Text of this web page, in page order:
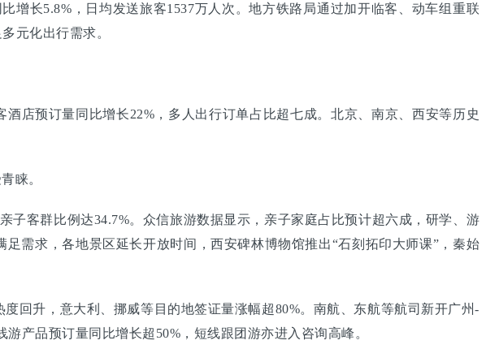
长5.8%，日均发送旅客1537万人次。地方铁路局通过加开临客、动车组重联
元化出行需求。
预订量同比增长22%，多人出行订单占比超七成。北京、南京、西安等历史
睐。
客群比例达34.7%。众信旅游数据显示，亲子家庭占比预计超六成，研学、游
需求，各地景区延长开放时间，西安碑林博物馆推出“石刻拓印大师课”，秦始
升，意大利、挪威等目的地签证量涨幅超80%。南航、东航等航司新开广州-
产品预订量同比增长超50%，短线跟团游亦进入咨询高峰。